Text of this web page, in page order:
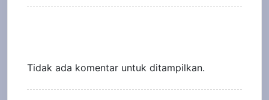
Tidak ada komentar untuk ditampilkan.